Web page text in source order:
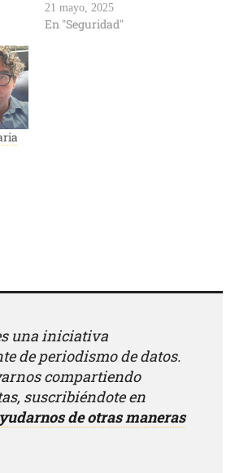
21 mayo, 2025
En "Seguridad"
una iniciativa
de periodismo de datos.
compartiendo
suscribiéndote en
de otras maneras